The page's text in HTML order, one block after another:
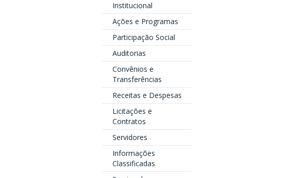
Institucional
Ações e Programas
Participação Social
Auditorias
Convênios e
Transferências
Receitas e Despesas
Licitações e
Contratos
Servidores
Informações
Classificadas